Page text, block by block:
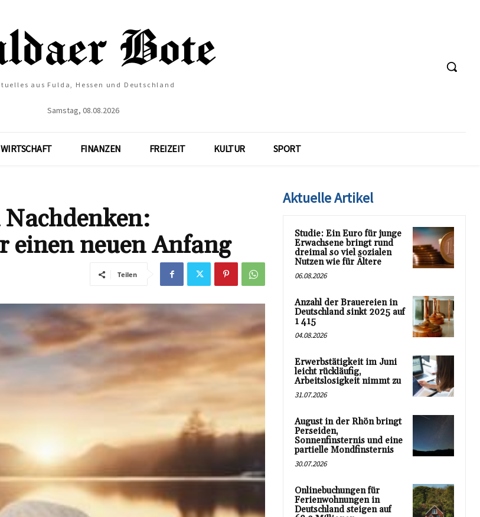
aus Fulda, Hessen und Deutschland
Samstag, 08.08.2026
WIRTSCHAFT FINANZEN FREIZEIT KULTUR SPORT
Nachdenken:
einen neuen Anfang
Teilen
Aktuelle Artikel
Studie: Ein Euro für junge
Erwachsene bringt rund
dreimal so viel sozialen
Nutzen wie für Ältere
06.08.2026
Anzahl der Brauereien in
Deutschland sinkt 2025 auf
1 415
04.08.2026
Erwerbstätigkeit im Juni
leicht rückläufig,
Arbeitslosigkeit nimmt zu
31.07.2026
August in der Rhön bringt
Perseiden,
Sonnenfinsternis und eine
partielle Mondfinsternis
30.07.2026
Onlinebuchungen für
Ferienwohnungen in
Deutschland steigen auf